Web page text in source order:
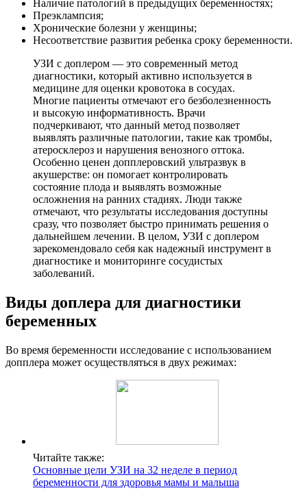
Наличие патологий в предыдущих беременностях;
Преэклампсия;
Хронические болезни у женщины;
Несоответствие развития ребенка сроку беременности.
УЗИ с доплером — это современный метод
диагностики, который активно используется в
медицине для оценки кровотока в сосудах.
Многие пациенты отмечают его безболезненность
и высокую информативность. Врачи
подчеркивают, что данный метод позволяет
выявлять различные патологии, такие как тромбы,
атеросклероз и нарушения венозного оттока.
Особенно ценен допплеровский ультразвук в
акушерстве: он помогает контролировать
состояние плода и выявлять возможные
осложнения на ранних стадиях. Люди также
отмечают, что результаты исследования доступны
сразу, что позволяет быстро принимать решения о
дальнейшем лечении. В целом, УЗИ с доплером
зарекомендовало себя как надежный инструмент в
диагностике и мониторинге сосудистых
заболеваний.
Виды доплера для диагностики
беременных
Во время беременности исследование с использованием
допплера может осуществляться в двух режимах:
Читайте также:
Основные цели УЗИ на 32 неделе в период
беременности для здоровья мамы и малыша